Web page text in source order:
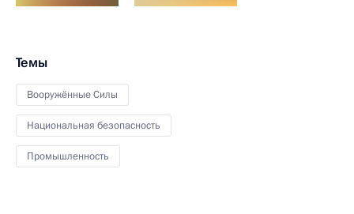
Темы
Вооружённые Силы
Национальная безопасность
Промышленность